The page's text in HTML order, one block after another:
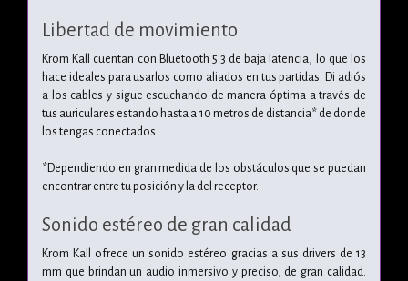
Libertad de movimiento
Krom Kall cuentan con Bluetooth 5.3 de baja latencia, lo que los
hace ideales para usarlos como aliados en tus partidas. Di adiós
a los cables y sigue escuchando de manera óptima a través de
tus auriculares estando hasta a 10 metros de distancia* de donde
los tengas conectados.
*Dependiendo en gran medida de los obstáculos que se puedan
encontrar entre tu posición y la del receptor.
Sonido estéreo de gran calidad
Krom Kall ofrece un sonido estéreo gracias a sus drivers de 13
mm que brindan un audio inmersivo y preciso, de gran calidad.